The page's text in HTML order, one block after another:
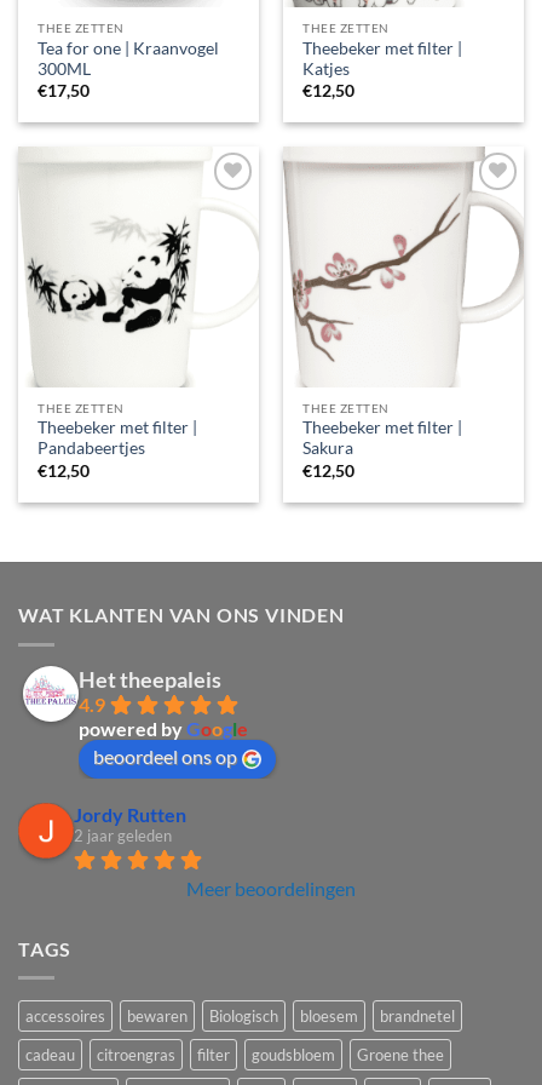
THEE ZETTEN
Tea for one | Kraanvogel
300ML
€17,50
THEE ZETTEN
Theebeker met filter |
Katjes
€12,50
THEE ZETTEN
Theebeker met filter |
Pandabeertjes
€12,50
THEE ZETTEN
Theebeker met filter |
Sakura
€12,50
WAT KLANTEN VAN ONS VINDEN
Het theepaleis
4.9
powered byGoogle
beoordeel ons op
Jordy Rutten
2 jaar geleden
Meer beoordelingen
TAGS
accessoires bewaren Biologisch bloesem
brandnetel
cadeau
citroengras filter goudsbloem
Groene thee